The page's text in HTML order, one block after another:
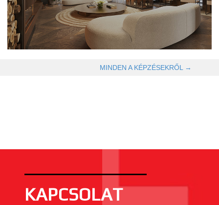
MINDEN A KÉPZÉSEKRŐL →
KAPCSOLAT